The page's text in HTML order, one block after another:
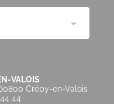
VALOIS
Crépy-en-Valois
44